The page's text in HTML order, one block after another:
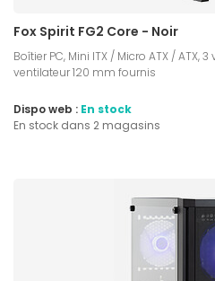
Fox Spirit FG2 Core - Noir
Boîtier PC, Mini ITX / Micro ATX / ATX,
ventilateur 120 mm fournis
Dispo web : En stock
En stock dans 2 magasins